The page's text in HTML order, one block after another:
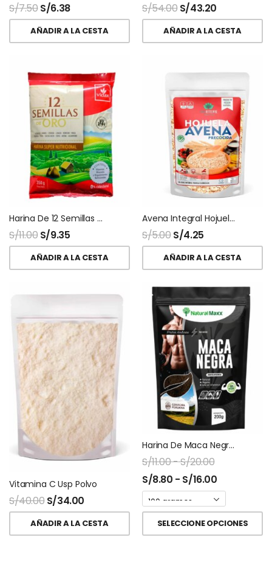
S/7.50S/6.38
AÑADIR A LA CESTA
S/54.00 S/43.20
AÑADIR A LA CESTA
Harina De 12 Semillas 200 Gr Vidax
S/11.00 S/9.35
AÑADIR A LA CESTA
Avena Integral Hojuelas Precocida Vida Integral
S/5.00S/4.25
AÑADIR A LA CESTA
Vitamina C Usp Polvo
S/40.00 S/34.00
AÑADIR A LA CESTA
Harina De Maca Negra Ziplock Naturalmaxx
S/11.00-S/20.00
S/8.80 - S/16.00
SELECCIONE OPCIONES